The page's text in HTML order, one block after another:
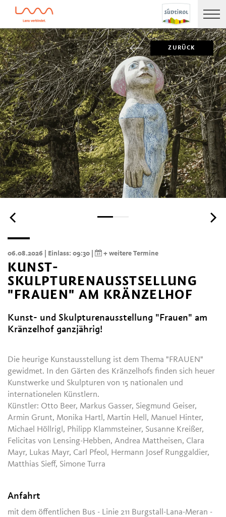
ZURÜCK
06.08.2026 | Einlass: 09:30 + weitere Termine
KUNST-
SKULPTURENAUSSTSELLUNG
"FRAUEN" AM KRÄNZELHOF
Kunst- und Skulpturenausstellung "Frauen" am
Kränzelhof ganzjährig!
Die heurige Kunstausstellung ist dem Thema "FRAUEN"
gewidmet. In den Gärten des Kränzelhofs finden sich heuer
Kunstwerke und Skulpturen von 15 nationalen und
internationelen Künstlern.
Künstler: Otto Beer, Markus Gasser, Siegmund Geiser,
Armin Grunt, Monika Hartl, Martin Hell, Manuel Hinter,
Michael Höllrigl, Philipp Klammsteiner, Susanne Kreißer,
Felicitas von Lensing-Hebben, Andrea Mattheisen, Clara
Mayr, Lukas Mayr, Carl Pfeol, Hermann Josef Runggaldier,
Matthias Sieff, Simone Turra
Anfahrt
mit dem öffentlichen Bus - Linie 211 Burgstall-Lana-Meran -